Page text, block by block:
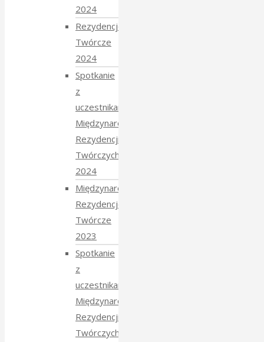
2024
Rezydencje
Twórcze
2024
Spotkanie
z
uczestnikami
Międzynarodowych
Rezydencji
Twórczych
2024
Międzynarodowe
Rezydencje
Twórcze
2023
Spotkanie
z
uczestnikami
Międzynarodowych
Rezydencji
Twórczych